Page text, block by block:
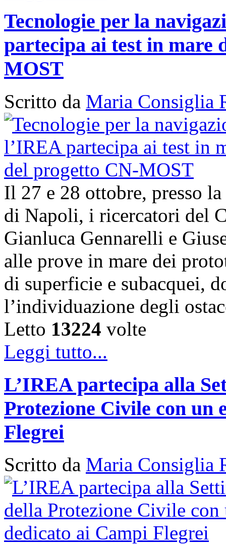
Tecnologie per la
partecipa ai test in mare
MOST
Scritto da Maria Consiglia
Il 27 e 28 ottobre, presso
di Napoli, i ricercatori del
Gianluca Gennarelli e
alle prove in mare dei
di superficie e subacquei,
l’individuazione degli
Letto 13224 volte
Leggi tutto...
L’IREA partecipa alla
Protezione Civile con un
Flegrei
Scritto da Maria Consiglia